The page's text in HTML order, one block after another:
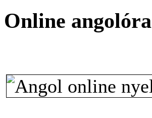
Online angolóra